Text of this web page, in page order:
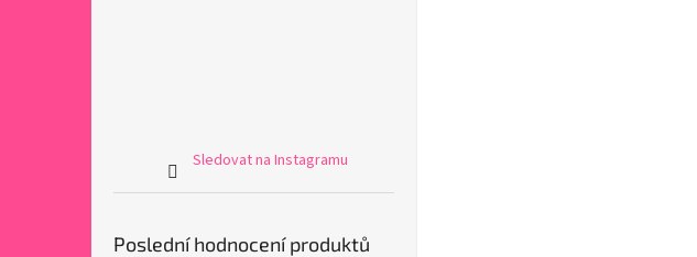
Sledovat na Instagramu
Poslední hodnocení produktů